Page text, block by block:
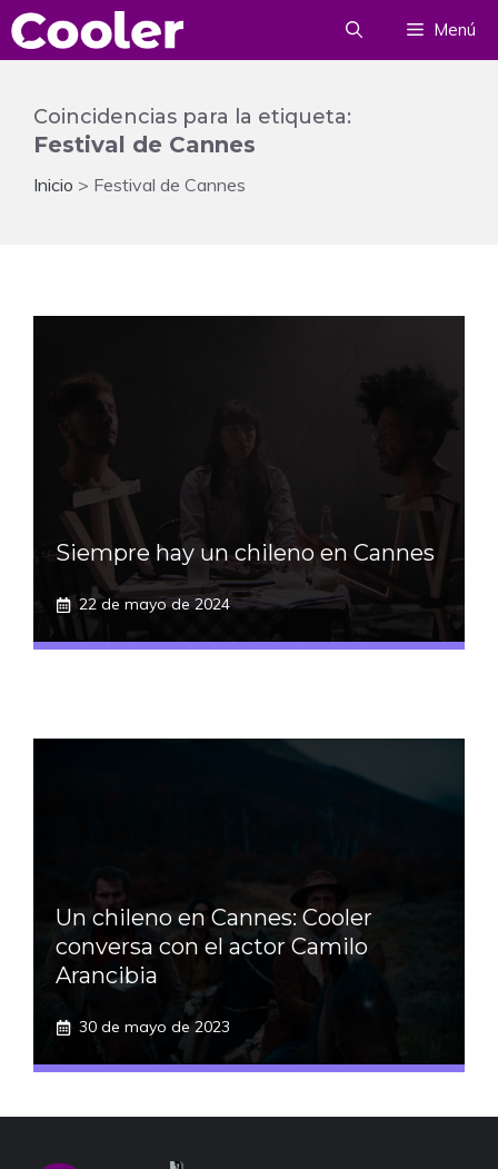
Saltar
al
Menú
Coincidencias para la etiqueta:
Festival de Cannes
Inicio > Festival de Cannes
Siempre hay un chileno en Cannes
22 de mayo de 2024
Un chileno en Cannes: Cooler
conversa con el actor Camilo
Arancibia
30 de mayo de 2023